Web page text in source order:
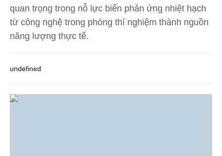
quan trọng trong nỗ lực biến phản ứng nhiệt hạch
từ công nghệ trong phòng thí nghiệm thành nguồn
năng lượng thực tế.
undefined